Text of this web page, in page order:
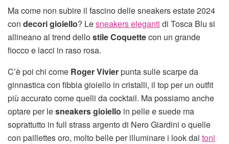
Ma come non subire il fascino delle sneakers estate 2024
con decori gioiello? Lesneakers eleganti di Tosca Blu si
allineano al trend dellostile Coquettecon un grande
fiocco e lacci in raso rosa.
C’è poi chi come Roger Vivierpunta sulle scarpe da
ginnastica con fibbia gioiello in cristalli, il top per un outfit
più accurato come quelli da cocktail. Ma possiamo anche
optare per lesneakers gioiello in pelle e suede ma
soprattutto in full strass argento di Nero Giardini o quelle
con paillettes oro, molto belle per illuminare i look dai toni